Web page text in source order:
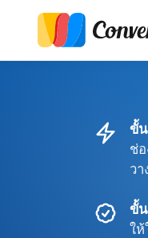
ขั้
ช่
ว
ขั้
ให้